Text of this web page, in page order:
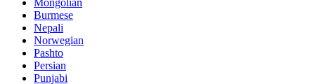
Mongolian
Burmese
Nepali
Norwegian
Pashto
Persian
Punjabi